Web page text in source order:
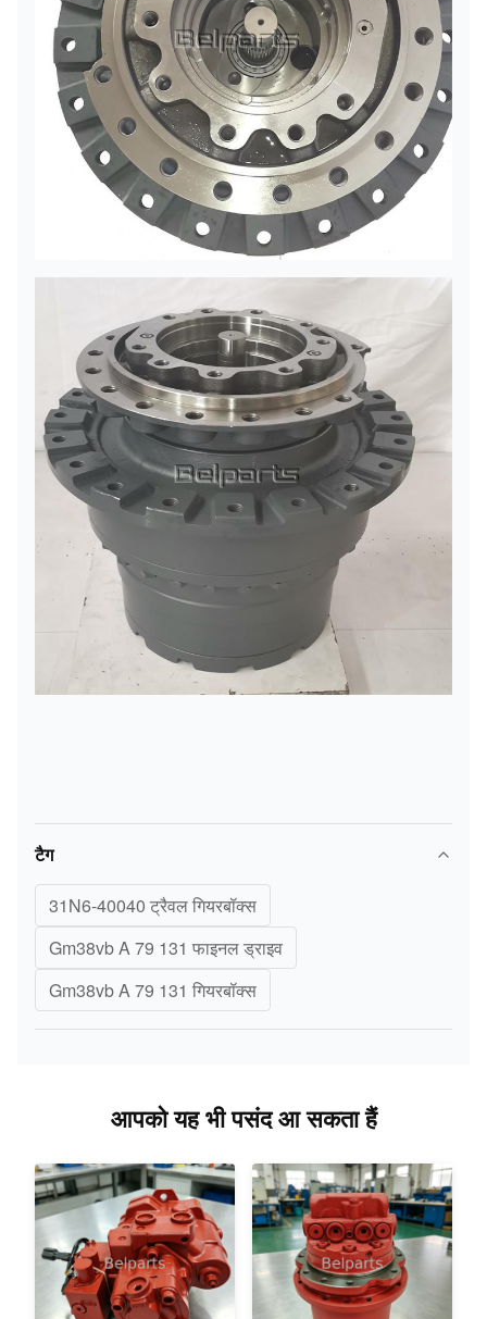
टैग
31N6-40040 ट्रैवल गियरबॉक्स
Gm38vb A 79 131 फाइनल ड्राइव
Gm38vb A 79 131 गियरबॉक्स
आपको यह भी पसंद आ सकता हैं